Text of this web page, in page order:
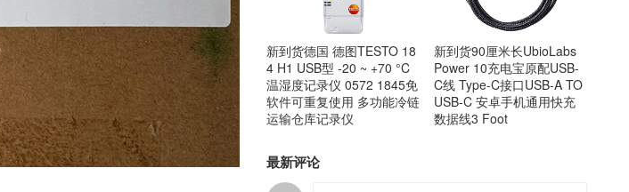
新到货德国 德图TESTO 18
4 H1 USB型 -20 ~ +70 °C
温湿度记录仪 0572 1845免
软件可重复使用 多功能冷链
运输仓库记录仪
新到货90厘米长UbioLabs
Power 10充电宝原配USB-
C线 Type-C接口USB-A TO
USB-C 安卓手机通用快充
数据线3 Foot
最新评论